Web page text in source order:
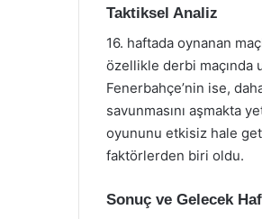
Taktiksel Analiz
16. haftada oynanan
özellikle derbi maçında
Fenerbahçe’nin ise,
savunmasını aşmakta
oyununu etkisiz hale
faktörlerden biri oldu.
Sonuç ve Gelecek